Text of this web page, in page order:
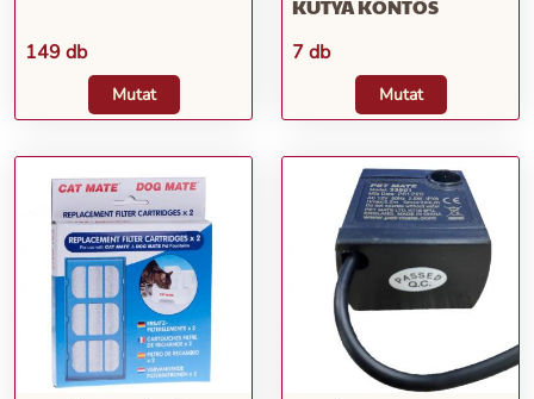
149 db
Mutat
KUTYA KÖNTÖS
7 db
Mutat